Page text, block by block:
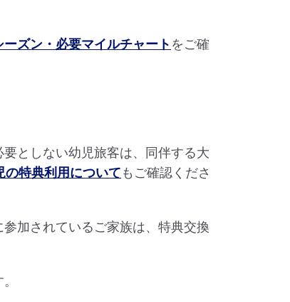
ーズン・必要マイルチャート をご確
としない幼児旅客は、同伴する大
の特典利用について もご確認くださ
加されているご家族は、特典交換